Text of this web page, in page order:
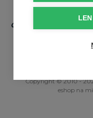
Copyright © 2010 -
eshop na